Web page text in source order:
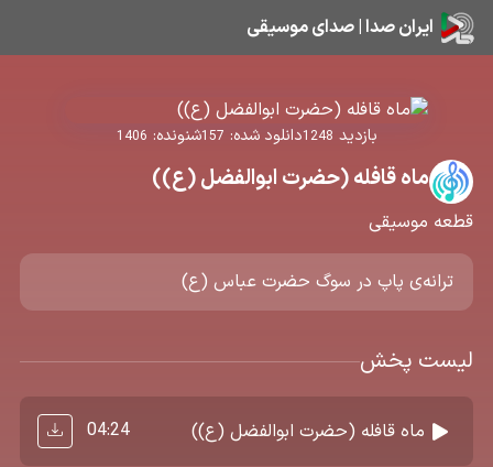
ایران صدا | صدای موسیقی
بازدید 1248دانلود شده: 157شنونده: 1406
ماه قافله (حضرت ابوالفضل (ع))
قطعه موسیقی
ترانه‌ی پاپ در سوگ حضرت عباس (ع)
لیست پخش
ماه قافله (حضرت ابوالفضل (ع)) 04:24